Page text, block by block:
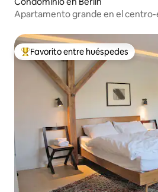
Apartamento grande en el centro-
De los mejores en Favorito entre
Favorito entre huéspedes